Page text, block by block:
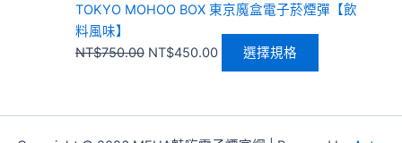
TOKYO MOHOO BOX 東京魔盒電子菸煙彈【飲
料風味】
NT$750.00 NT$450.00 選擇規格
選